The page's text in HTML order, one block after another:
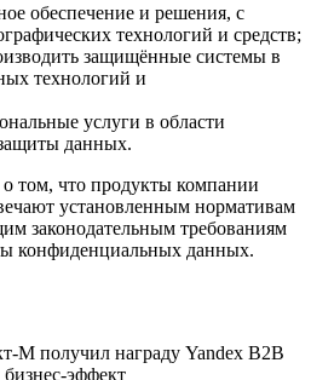
обеспечение и решения, с
технологий и средств;
защищённые системы в
технологий и
услуги в области
данных.
о том, что продукты компании
установленным нормативам
законодательным требованиям
конфиденциальных данных.